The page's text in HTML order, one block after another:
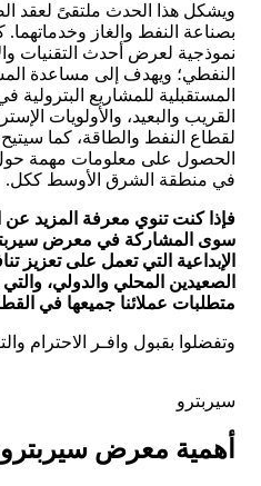
ويشكل هذا الحدث ملتقىً لعقد
بصناعة النفط والغاز
نموذجية لعرض أحدث التقنيات
النفطي؛ ويهدف إلى مساعدة
المستقبلية للمشاريع
القريب والبعيد، والأولويات
لقطاع النفط والطاقة، كما
الحصول على معلومات مهمة حول
في منطقة الشرق الأوسط ككل.
فإذا كنت تنوي معرفة المزيد عن
سوى المشاركة في معرض
الإبداعية التي تعمل على تعزيز
الصعيدين المحلي والدولي، والتي
متطلبات عملائنا جميعها في
وتفضلوا بقبول وافـر الاحترام
سيربترو
أهمية معرض